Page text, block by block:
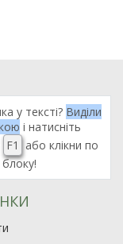
у тексті? Виділи
і натисніть
F1
або клікни по